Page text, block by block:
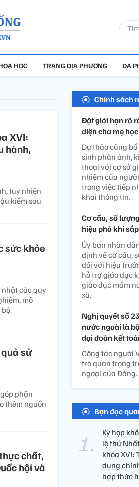
HỌC TRANG ĐỊA PHƯƠNG ĐA
XVI:
hành,
tuy nhiên
kiểm sau
sức khỏe
các quy
mô
sử
phần
thêm nguồn
chất,
hội và
Chính sách
Đặt giới hạn rõ
diện cha mẹ
Dự thảo cũng
sinh phản ánh,
thoại với cơ sở
nhiệm của
trong việc tiếp
khai thông tin.
Cơ cấu, số
hiệu phó khi
Ủy ban nhân
định về cơ cấu,
đối với hiệu
hỗ trợ giáo dục
giáo dục mầm
xã.
Nghị quyết số
nước ngoài là
đại đoàn kết
Công tác người
trò quan trọng
ngoại của Đảng.
Bạn đọc
Kỳ họp
lệ thứ
khóa XVI:
dụng
hợp thức